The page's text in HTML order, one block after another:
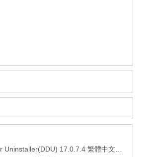
17.0.7.4 繁體中文免安裝，可徹底移除顯示卡驅動程式